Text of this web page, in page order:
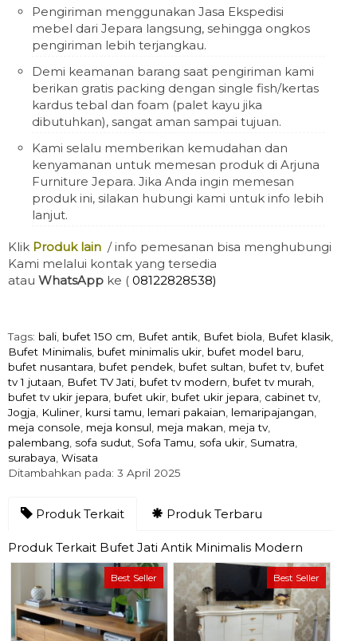
Pengiriman menggunakan Jasa Ekspedisi
mebel dari Jepara langsung, sehingga ongkos
pengiriman lebih terjangkau.
Demi keamanan barang saat pengiriman kami
berikan gratis packing dengan single fish/kertas
kardus tebal dan foam (palet kayu jika
dibutuhkan), sangat aman sampai tujuan.
Kami selalu memberikan kemudahan dan
kenyamanan untuk memesan produk di Arjuna
Furniture Jepara. Jika Anda ingin memesan
produk ini, silakan hubungi kami untuk info lebih
lanjut.
Klik Produk lain / info pemesanan bisa menghubungi
Kami melalui kontak yang tersedia
atau WhatsApp ke ( 08122828538)
Tags: bali bufet 150 cm Bufet antik Bufet biola Bufet klasik
Bufet Minimalis bufet minimalis ukir bufet model baru
bufet nusantara bufet pendek bufet sultan bufet tv, bufet
tv 1 jutaan
Bufet TV Jati bufet tv modern bufet tv murah
bufet tv ukir jepara bufet ukir bufet ukir jepara cabinet tv,
Jogja
Kuliner kursi tamu lemari pakaian lemaripajangan
meja console meja konsul meja makan meja tv,
palembang sofa sudut Sofa Tamu sofa ukir Sumatra
surabaya Wisata
Ditambahkan pada: 3 April 2025
Produk Terkait Produk Terbaru
Produk Terkait Bufet Jati Antik Minimalis Modern
Best Seller Best Seller